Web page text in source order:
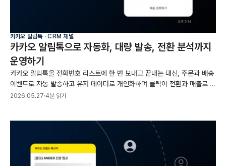
카카오 알림톡 ∙ CRM 채널
카카오 알림톡으로 자동화, 대량 발송, 전환 분석까지
운영하기
카카오 알림톡을 전화번호 리스트에 한 번 보내고 끝내는 대신, 주문과 배송
이벤트로 자동 발송하고 유저 데이터로 개인화하며 클릭이 전환과 매출로 이
어졌는지까지 측정하는 운영 방법을 정리했습니다.
2026.05.27·4분 읽기